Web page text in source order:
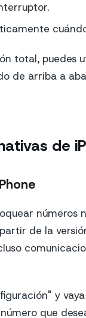
total, puedes
de arriba a
de
números
de la
y
que